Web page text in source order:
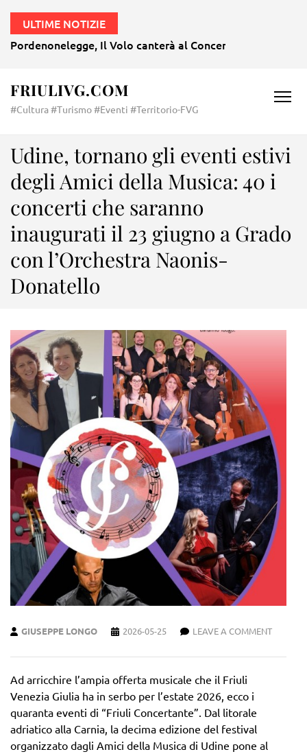
ULTIME NOTIZIE
Pordenonelegge, Il Volo canterà al Concerto per l’Italia
FRIULIVG.COM
#Cultura #Turismo #Eventi #Territorio-FVG
Udine, tornano gli eventi estivi
degli Amici della Musica: 40 i
concerti che saranno
inaugurati il 23 giugno a Grado
con l’Orchestra Naonis-
Donatello
GIUSEPPE LONGO 2026-05-25 LEAVE A COMMENT
Ad arricchire l’ampia offerta musicale che il Friuli
Venezia Giulia ha in serbo per l’estate 2026, ecco i
quaranta eventi di “Friuli Concertante”. Dal litorale
adriatico alla Carnia, la decima edizione del festival
organizzato dagli Amici della Musica di Udine pone al